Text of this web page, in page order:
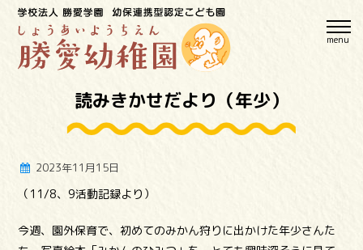
読みきかせだより（年少）
2023年11月15日
（11/8、9活動記録より）
今週、園外保育で、初めてのみかん狩りに出かけた年少さんた
menu